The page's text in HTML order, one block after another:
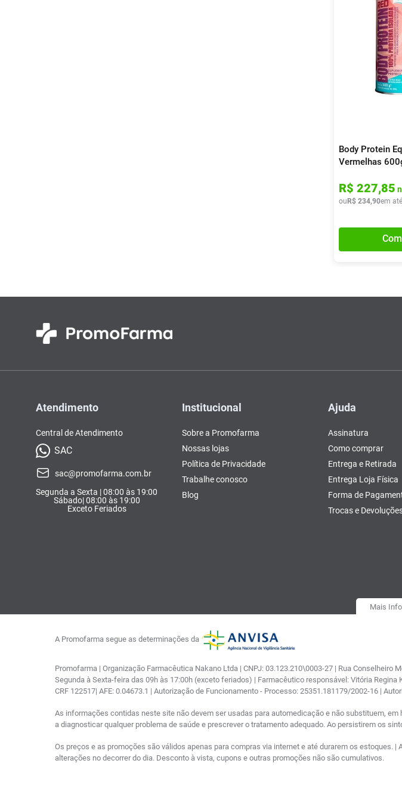
Body Protein
Vermelhas
R$ 227,85
ou R$ 234,90em até
Atendimento
Central de Atendimento
SAC
sac@promofarma.com.br
Segunda a Sexta | 08:00 às 19:00
Sábado| 08:00 às 19:00
Exceto Feriados
Institucional
Sobre a Promofarma
Nossas lojas
Política de Privacidade
Trabalhe conosco
Blog
Ajuda
Assinatura
Como comprar
Entrega e Retirada
Entrega Loja Física
Forma de
Trocas e
Mais
A Promofarma segue as determinações da
Promofarma | Organização Farmacêutica Nakano Ltda | CNPJ: 03.123.210\0003-27 | Rua Conselheiro
Segunda à Sexta-feira das 09h às 17:00h (exceto feriados) | Farmacêutico responsável: Vitória Regina
CRF 122517| AFE: 0.04673.1 | Autorização de Funcionamento - Processo: 25351.181179/2002-16 |
As informações contidas neste site não devem ser usadas para automedicação e não substituem,
a diagnosticar qualquer problema de saúde e prescrever o tratamento adequado. Ao persistirem os
Os preços e as promoções são válidos apenas para compras via internet e até durarem os
alterações no decorrer do dia. Desconto à vista, cupons e outras promoções não são cumulativos.